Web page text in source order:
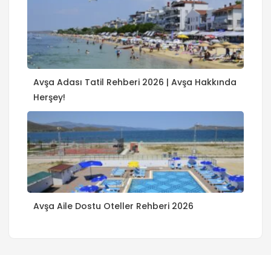
Avşa Adası Tatil Rehberi 2026 | Avşa Hakkında
Herşey!
Avşa Aile Dostu Oteller Rehberi 2026